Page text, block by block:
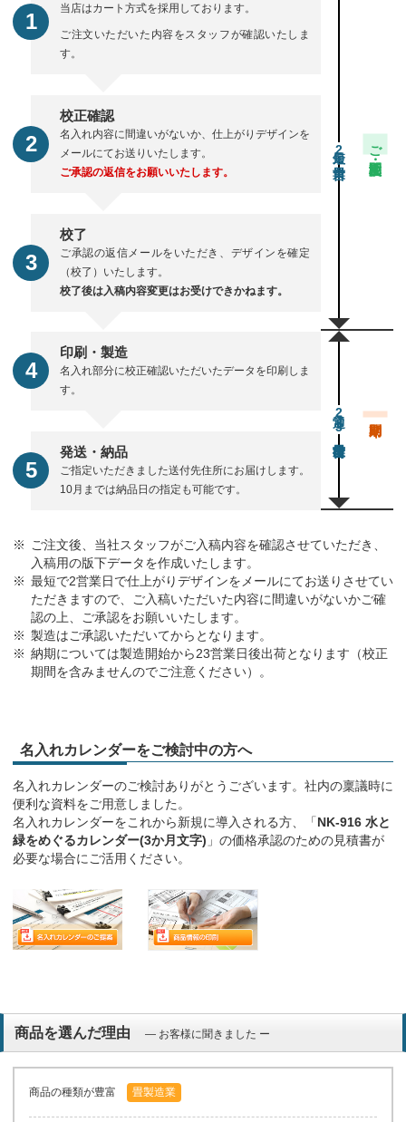
当店はカート方式を採用しております。
ご注文いただいた内容をスタッフが確認いたしま
す。
校正確認
名入れ内容に間違いがないか、仕上がりデザインを
メールにてお送りいたします。
ご承認の返信をお願いいたします。
校了
ご承認の返信メールをいただき、デザインを確定
（校了）いたします。
校了後は入稿内容変更はお受けできかねます。
2 ご注文・校正期間
印刷・製造
名入れ部分に校正確認いただいたデータを印刷しま
す。
発送・納品
ご指定いただきました送付先住所にお届けします。
10月までは納品日の指定も可能です。
通常23営業日後出荷
ご注文後、当社スタッフがご入稿内容を確認させていただき、
入稿用の版下データを作成いたします。
最短で2営業日で仕上がりデザインをメールにてお送りさせてい
ただきますので、ご入稿いただいた内容に間違いがないかご確
認の上、ご承認をお願いいたします。
製造はご承認いただいてからとなります。
納期については製造開始から23営業日後出荷となります（校正
期間を含みませんのでご注意ください）。
名入れカレンダーをご検討中の方へ
名入れカレンダーのご検討ありがとうございます。社内の稟議時に
便利な資料をご用意しました。
名入れカレンダーをこれから新規に導入される方、「NK-916 水と
緑をめぐるカレンダー(3か月文字) 」の価格承認のための見積書が
必要な場合にご活用ください。
商品を選んだ理由 ― お客様に聞きました ー
商品の種類が豊富 畳製造業